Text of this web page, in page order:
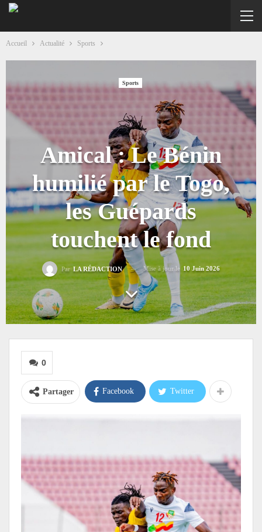
Accueil Actualité Sports
Sports
Amical : Le Bénin
humilié par le Togo,
les Guépards
touchent le fond
ParLA RÉDACTION Mise à jour le 10 Juin 2026
0
Partager Facebook Twitter